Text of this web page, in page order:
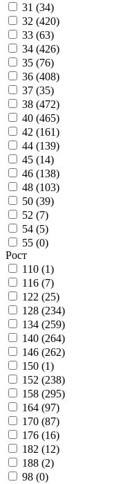
31 (34)
32 (420)
33 (63)
34 (426)
35 (76)
36 (408)
37 (35)
38 (472)
40 (465)
42 (161)
44 (139)
45 (14)
46 (138)
48 (103)
50 (39)
52 (7)
54 (5)
55 (0)
Рост
110 (1)
116 (7)
122 (25)
128 (234)
134 (259)
140 (264)
146 (262)
150 (1)
152 (238)
158 (295)
164 (97)
170 (87)
176 (16)
182 (12)
188 (2)
98 (0)